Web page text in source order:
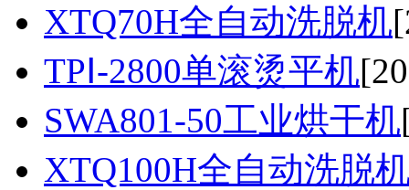
XTQ70H全自动洗脱机
TPⅠ-2800单滚烫平机
SWA801-50工业烘干机
XTQ100H全自动洗脱